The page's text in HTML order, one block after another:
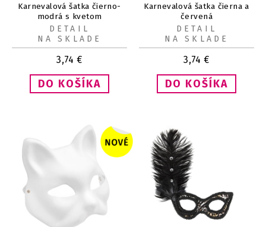
Karnevalová šatka čierno-
modrá s kvetom
3,74 €
DETAIL
NA SKLADE
Karnevalová šatka čierna a
červená
3,74 €
DETAIL
NA SKLADE